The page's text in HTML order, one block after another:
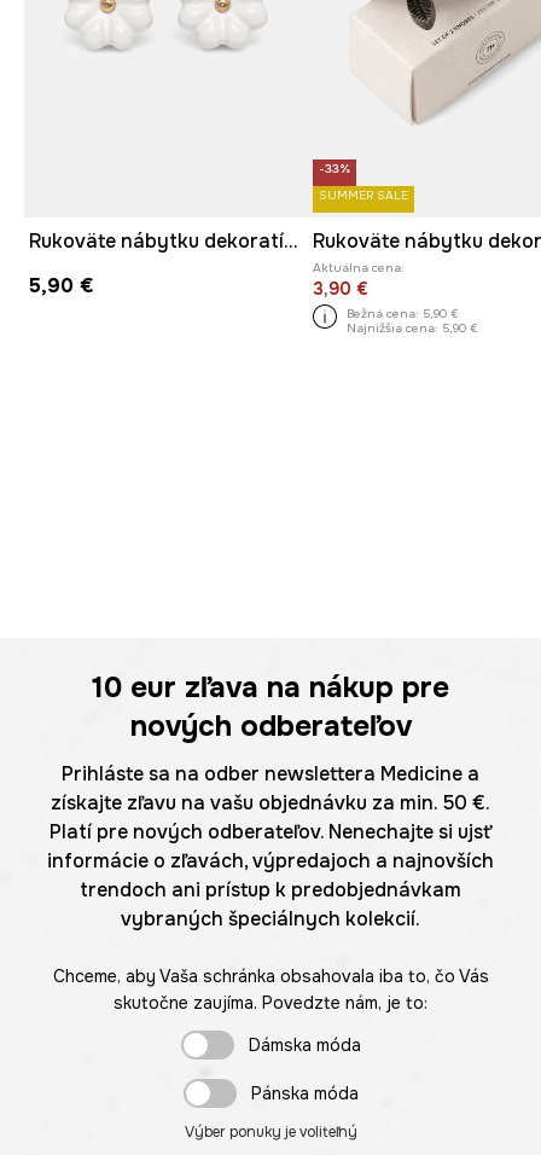
Rukoväte nábytku dekoratívne vyrobené z porcelánu
5,90 €
-33%
SUMMER SALE
Aktuálna cena:
3,90 €
Bežná cena: 5,90 €
Najnižšia cena: 5,90 €
10 eur zľava na nákup pre
nových odberateľov
Prihláste sa na odber newslettera Medicine a
získajte zľavu na vašu objednávku za min. 50 €.
Platí pre nových odberateľov. Nenechajte si ujsť
informácie o zľavách, výpredajoch a najnovších
trendoch ani prístup k predobjednávkam
vybraných špeciálnych kolekcií.
Chceme, aby Vaša schránka obsahovala iba to, čo Vás
skutočne zaujíma. Povedzte nám, je to:
Dámska móda
Pánska móda
Výber ponuky je voliteľný